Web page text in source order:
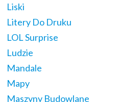
Liski
Litery Do Druku
LOL Surprise
Ludzie
Mandale
Mapy
Maszyny Budowlane